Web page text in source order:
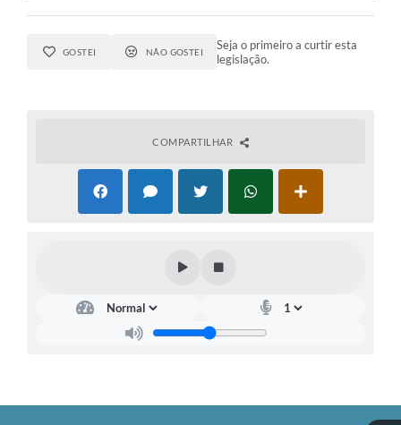
GOSTEI NÃO GOSTEI
Seja o primeiro a curtir esta
legislação.
COMPARTILHAR